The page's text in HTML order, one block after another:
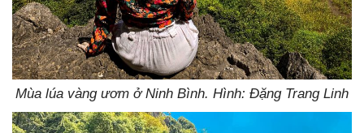
Mùa lúa vàng ươm ở Ninh Bình. Hình: Đặng Trang Linh